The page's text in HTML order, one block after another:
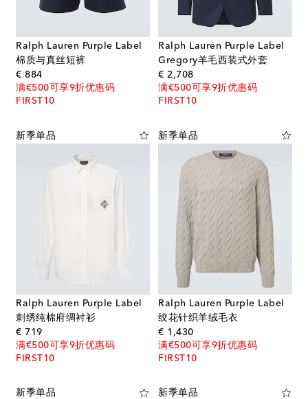
Ralph Lauren Purple Label
棉质与真丝短裤
€ 884original price
满€500可享9折优惠码
FIRST10
Ralph Lauren Purple Label
Gregory羊毛西装式外套
€ 2,708original price
满€500可享9折优惠码
FIRST10
新季单品
Ralph Lauren Purple Label
刺绣纯棉府绸衬衫
€ 719original price
满€500可享9折优惠码
FIRST10
新季单品
Ralph Lauren Purple Label
绞花针织羊绒毛衣
€ 1,430original price
满€500可享9折优惠码
FIRST10
新季单品 新季单品